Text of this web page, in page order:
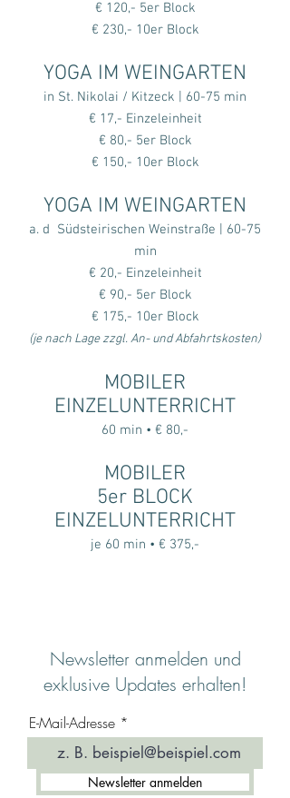
€ 120,- 5er Block
€ 230,- 10er Block
YOGA IM WEINGARTEN
in St. Nikolai / Kitzeck | 60-75 min
€ 17,- Einzeleinheit
€ 80,- 5er Block
€ 150,- 10er Block
YOGA IM WEINGARTEN
a. d Südsteirischen Weinstraße | 60-75
min
€ 20,- Einzeleinheit
€ 90,- 5er Block
€ 175,- 10er Block
(je nach Lage zzgl. An- und Abfahrtskosten)
MOBILER
EINZELUNTERRICHT
60 min • € 80,-
MOBILER
5er BLOCK
EINZELUNTERRICHT
je 60 min • € 375,-
Newsletter anmelden und
exklusive Updates erhalten!
E-Mail-Adresse
Newsletter anmelden